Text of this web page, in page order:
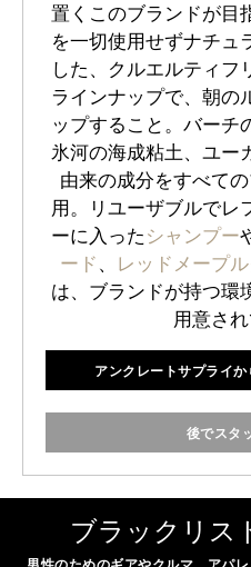
置くこのブランドが目
を一切使用せずナチュ
した、クルエルティフ
ラインナップで、朝の
ップすること。バーチ
氷河の海成粘土、ユー
由来の成分をすべて
用。リユーザブルでレ
ーに入った シャンプー
ード 、 レッドメープ
は、ブランドが持つ環
用意され
アンクレートサプライ
後でスタ
ブラックリス